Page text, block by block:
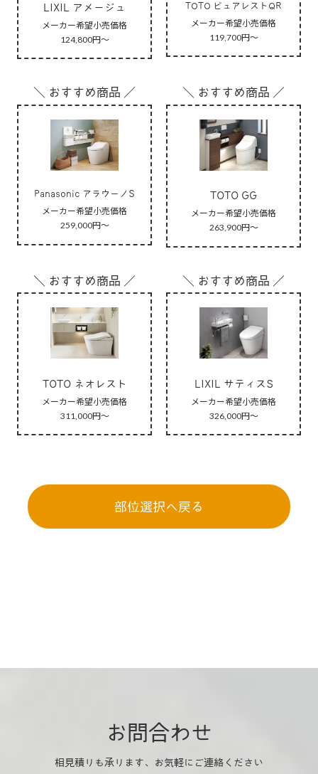
LIXIL アメージュ
メーカー希望小売価格
124,800円～
TOTO ピュアレストQR
メーカー希望小売価格
119,700円～
＼ おすすめ商品 ／
Panasonic アラウーノS
メーカー希望小売価格
259,000円～
＼ おすすめ商品 ／
TOTO GG
メーカー希望小売価格
263,900円～
＼ おすすめ商品 ／
TOTO ネオレスト
メーカー希望小売価格
311,000円～
＼ おすすめ商品 ／
LIXIL サティスS
メーカー希望小売価格
326,000円～
部位選択へ戻る
お問合わせ
相見積りも承ります、お気軽にご連絡ください